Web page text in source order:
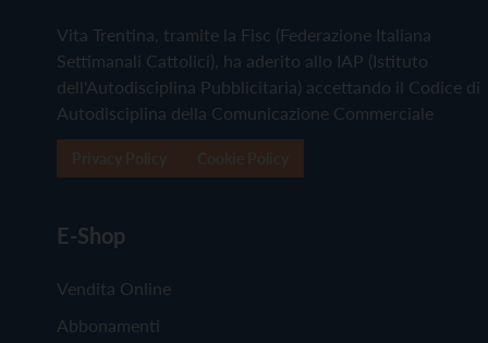
Vita Trentina, tramite la Fisc (Federazione Italiana
Settimanali Cattolici), ha aderito allo IAP (Istituto
dell'Autodisciplina Pubblicitaria) accettando il Codice di
Autodisciplina della Comunicazione Commerciale
E-Shop
Vendita Online
Abbonamenti